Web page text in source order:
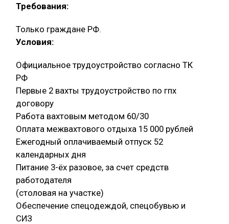
Требования:
Только граждане РФ.
Условия:
Официальное трудоустройство согласно ТК
РФ
Первые 2 вахты трудоустройство по гпх
договору
Работа вахтовым методом 60/30
Оплата межвахтового отдыха 15 000 рублей
Ежегодный оплачиваемый отпуск 52
календарных дня
Питание 3-ёх разовое, за счет средств
работодателя
(столовая на участке)
Обеспечение спецодеждой, спецобувью и
СИЗ